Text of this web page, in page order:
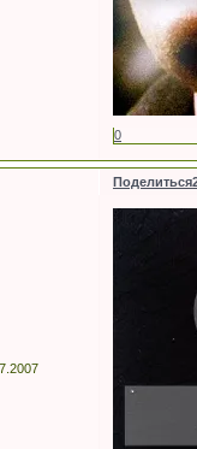
0
Поделиться